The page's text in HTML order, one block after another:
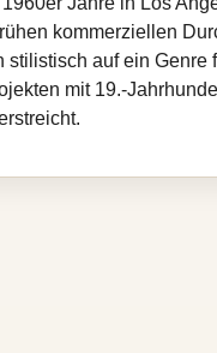
kommerziellen
stilistisch auf ein
mit